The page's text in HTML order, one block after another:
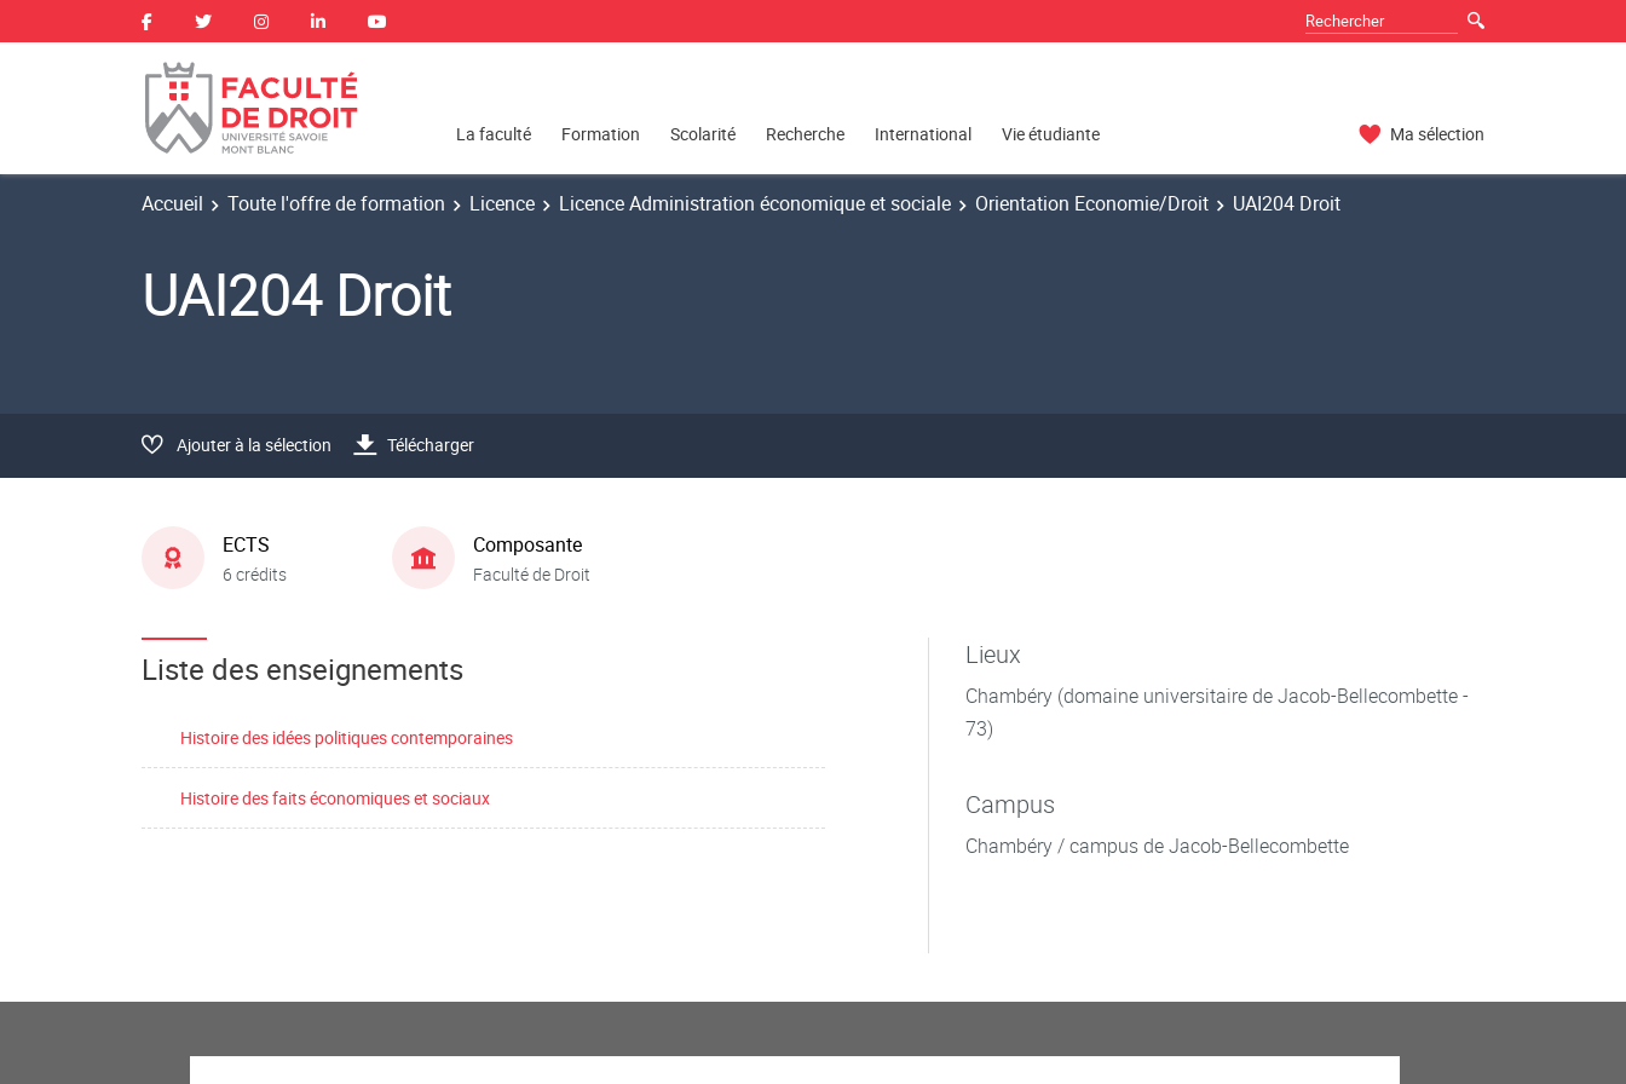
La faculté Formation Scolarité Recherche International Vie étudiante Ma sélection
Accueil Toute l'offre de formation Licence Licence Administration économique et sociale Orientation Economie/Droit UAI204 Droit
UAI204 Droit
Ajouter à la sélection Télécharger
ECTS
6 crédits
Composante
Faculté de Droit
Liste des enseignements
Histoire des idées politiques contemporaines
Histoire des faits économiques et sociaux
Lieux
Chambéry (domaine universitaire de Jacob-Bellecombette -
73)
Campus
Chambéry / campus de Jacob-Bellecombette